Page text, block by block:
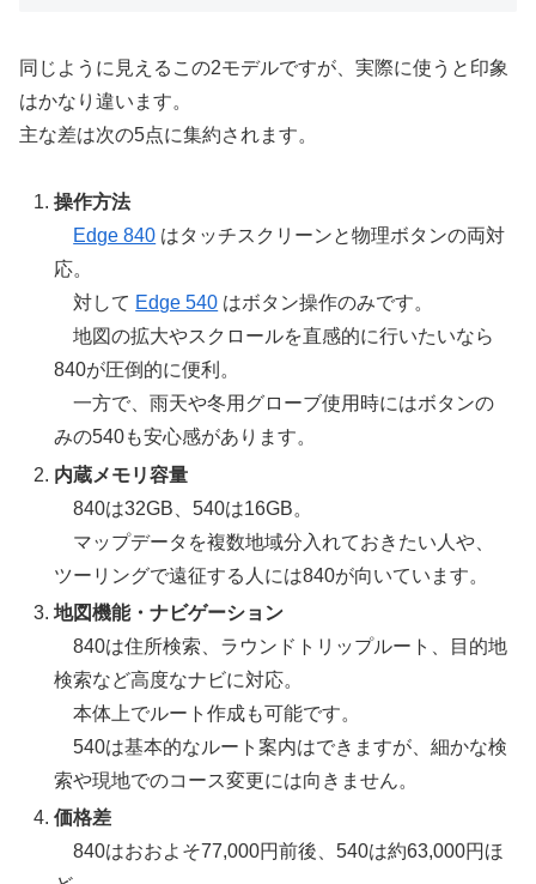
同じように見えるこの2モデルですが、実際に使うと印象
はかなり違います。
主な差は次の5点に集約されます。
操作方法
Edge 840 はタッチスクリーンと物理ボタンの両対
応。
対して Edge 540 はボタン操作のみです。
地図の拡大やスクロールを直感的に行いたいなら
840が圧倒的に便利。
一方で、雨天や冬用グローブ使用時にはボタンの
みの540も安心感があります。
内蔵メモリ容量
840は32GB、540は16GB。
マップデータを複数地域分入れておきたい人や、
ツーリングで遠征する人には840が向いています。
地図機能・ナビゲーション
840は住所検索、ラウンドトリップルート、目的地
検索など高度なナビに対応。
本体上でルート作成も可能です。
540は基本的なルート案内はできますが、細かな検
索や現地でのコース変更には向きません。
価格差
840はおおよそ77,000円前後、540は約63,000円ほ